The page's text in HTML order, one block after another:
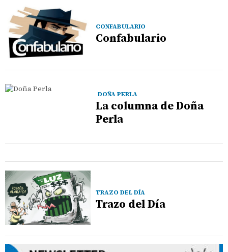
CONFABULARIO
Confabulario
DOÑA PERLA
La columna de Doña
Perla
TRAZO DEL DÍA
Trazo del Día